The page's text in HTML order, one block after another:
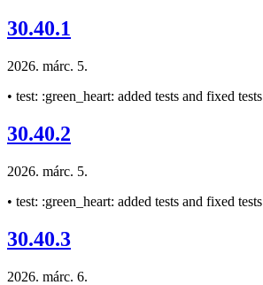
30.40.1
2026. márc. 5.
• test: :green_heart: added tests and fixed tests
30.40.2
2026. márc. 5.
• test: :green_heart: added tests and fixed tests
30.40.3
2026. márc. 6.